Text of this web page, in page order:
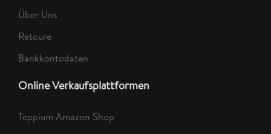
Über Uns
Retoure
Bankkontodaten
Online Verkaufsplattformen
Teppium Amazon Shop